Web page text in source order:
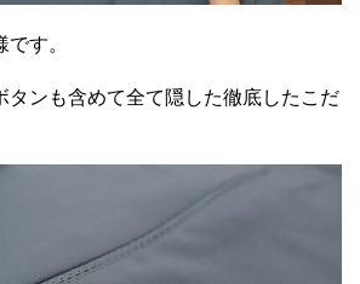
す。
タンも含めて全て隠した徹底したこだ